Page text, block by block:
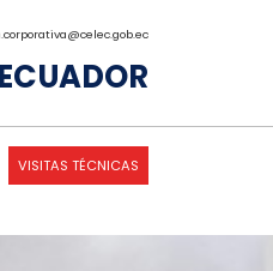
VISITAS TÉCNICAS